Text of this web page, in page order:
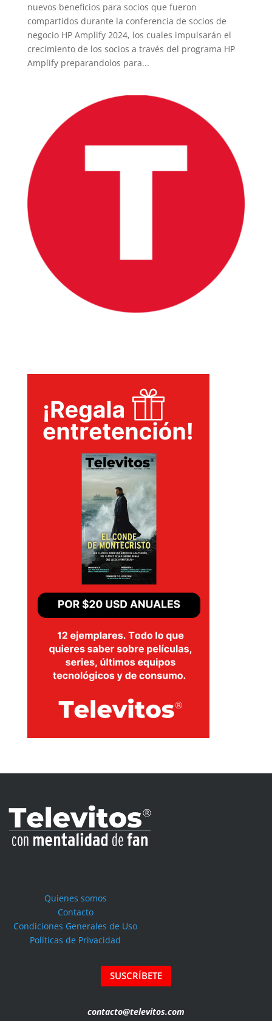
nuevos beneficios para socios que fueron
compartidos durante la conferencia de socios de
negocio HP Amplify 2024, los cuales impulsarán el
crecimiento de los socios a través del programa HP
Amplify preparandolos para...
Quienes somos
Contacto
Condiciones Generales de Uso
Políticas de Privacidad
SUSCRÍBETE
contacto@televitos.com